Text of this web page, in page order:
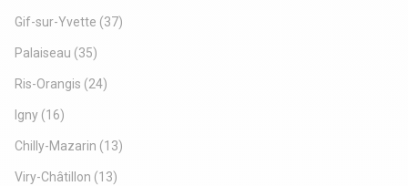
Gif-sur-Yvette (37)
Palaiseau (35)
Ris-Orangis (24)
Igny (16)
Chilly-Mazarin (13)
Viry-Châtillon (13)